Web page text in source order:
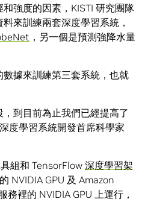
強度的因素，KISTI 研究團隊
來訓練兩套深度學習系統，
，另一個是預測強降水量
據來訓練第三套系統，也就
，到目前為止我們已經提高了
度學習系統開發首席科學家
組和 TensorFlow 深度學習架
NVIDIA GPU 及 Amazon
裡的 NVIDIA GPU 上運行，